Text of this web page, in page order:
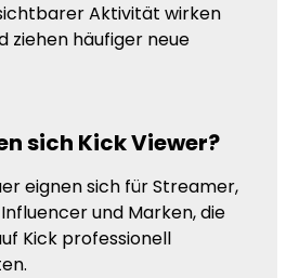
Aktivität wirken
ziehen häufiger neue
sich Kick Viewer?
eignen sich für Streamer,
und Marken, die
Kick professionell